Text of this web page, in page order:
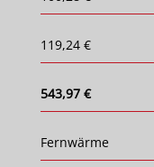
119,24 €
543,97 €
Fernwärme